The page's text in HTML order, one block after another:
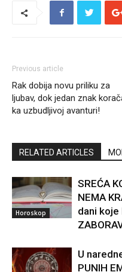
Previous article
Rak dobija novu priliku za
ljubav, dok jedan znak
ka uzbudljivoj avanturi!
RELATED ARTICLES
Horoskop
SREĆA
NEMA
dani koje
U
PUNIH